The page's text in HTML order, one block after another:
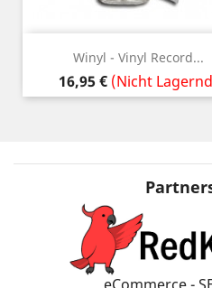
Winyl - Vinyl Record...
Preis
16,95 € (Nicht